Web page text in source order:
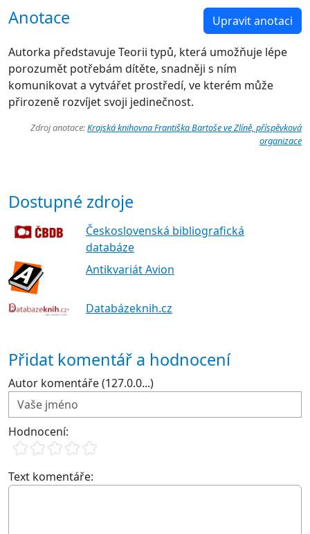
Anotace Upravit anotaci
Autorka představuje Teorii typů, která umožňuje lépe
porozumět potřebám dítěte, snadněji s ním
komunikovat a vytvářet prostředí, ve kterém může
přirozeně rozvíjet svoji jedinečnost.
Zdroj anotace:Krajská knihovna Františka Bartoše ve Zlíně, příspěvková
organizace
Dostupné zdroje
Československá bibliografická
databáze
Antikvariát Avion
Databázeknih.cz
Přidat komentář a hodnocení
Autor komentáře (127.0.0...)
Hodnocení:
Text komentáře: